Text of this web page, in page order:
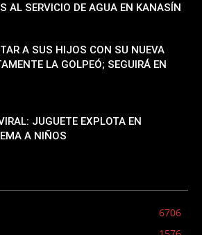
AL SERVICIO DE AGUA EN KANASÍN
A SUS HIJOS CON SU NUEVA
LA GOLPEÓ; SEGUIRÁ EN
JUGUETE EXPLOTA EN
A NIÑOS
6706